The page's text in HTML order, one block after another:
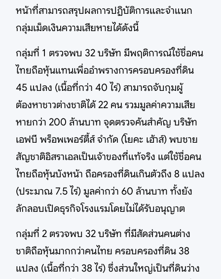
หน้าที่สามารถสรุปผลการปฏิบัติการและจำแนก
กลุ่มเม็ดเงินความเสียหายได้ดังนี้
กลุ่มที่ 1 ตรวจพบ 32 บริษัท มีพฤติการณ์ใช้ชื่อคน
ไทยถือหุ้นแทนเพื่ออำพรางการครอบครองที่ดิน
45 แปลง (เนื้อที่กว่า 40 ไร่) สามารถจับกุมผู้
ต้องหาชาวต่างชาติได้ 22 คน รวมมูลค่าความเสีย
หายกว่า 200 ล้านบาท จุดตรวจค้นสำคัญ บริษัท
เอฟบี พร็อพเพอร์ตี้ส์ จำกัด (โยคะ เฮ้าส์) พบชาย
สัญชาติอิสราเอลเป็นเจ้าของที่แท้จริง แต่ใช้ชื่อคน
ไทยถือหุ้นบังหน้า ถือครองที่ดินเกินตัวถึง 8 แปลง
(ประมาณ 7.5 ไร่) มูลค่ากว่า 60 ล้านบาท ทั้งยัง
ลักลอบเปิดธุรกิจโรงแรมโดยไม่ได้รับอนุญาต
กลุ่มที่ 2 ตรวจพบ 32 บริษัท ที่มีสัดส่วนคนต่าง
ชาติถือหุ้นมากกว่าคนไทย ครอบครองที่ดิน 38
แปลง (เนื้อที่กว่า 38 ไร่) ซึ่งส่วนใหญ่เป็นที่ดินว่าง